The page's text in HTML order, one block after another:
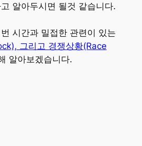
알아두시면 될것 같습니다.
시간과 밀접한 관련이 있는
그리고 경쟁상황(Race
알아보겠습니다.